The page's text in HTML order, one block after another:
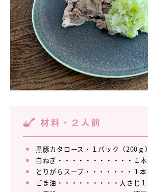
材料・２人前
黒豚カタロース・１パック（200ｇ）
白ねぎ・・・・・・・・・・・１本
とりがらスープ・・・・・・・１本
ごま油・・・・・・・・・大さじ１